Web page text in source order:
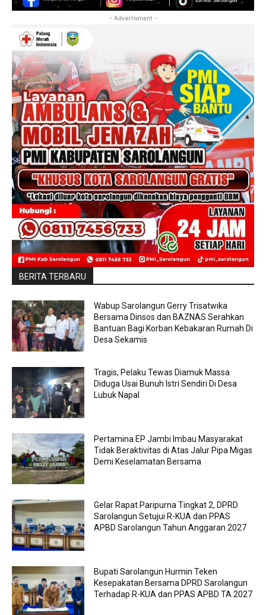
- Advertisment -
BERITA TERBARU
Wabup Sarolangun Gerry Trisatwika
Bersama Dinsos dan BAZNAS Serahkan
Bantuan Bagi Korban Kebakaran Rumah Di
Desa Sekamis
Tragis, Pelaku Tewas Diamuk Massa
Diduga Usai Bunuh Istri Sendiri Di Desa
Lubuk Napal
Pertamina EP Jambi Imbau Masyarakat
Tidak Beraktivitas di Atas Jalur Pipa Migas
Demi Keselamatan Bersama
Gelar Rapat Paripurna Tingkat 2, DPRD
Sarolangun Setujui R-KUA dan PPAS
APBD Sarolangun Tahun Anggaran 2027
Bupati Sarolangun Hurmin Teken
Kesepakatan Bersama DPRD Sarolangun
Terhadap R-KUA dan PPAS APBD TA 2027